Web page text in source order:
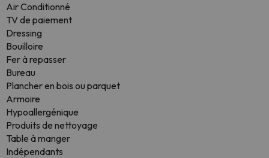
Air Conditionné
TV de paiement
Dressing
Bouilloire
Fer à repasser
Bureau
Plancher en bois ou parquet
Armoire
Hypoallergénique
Produits de nettoyage
Table à manger
Indépendants